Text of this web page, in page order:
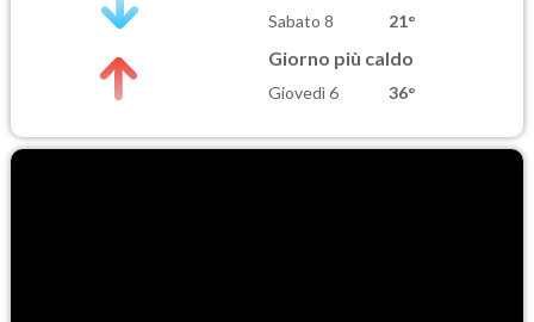
Sabato 8 21°
Giorno più caldo
Giovedì 6 36°